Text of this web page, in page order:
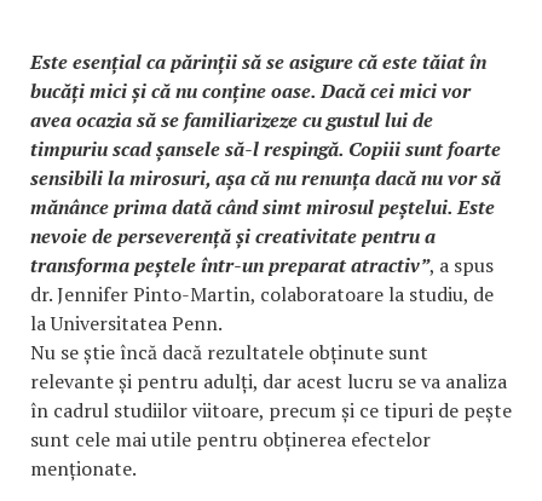
Este esențial ca părinții să se asigure că este tăiat în
bucăți mici și că nu conține oase. Dacă cei mici vor
avea ocazia să se familiarizeze cu gustul lui de
timpuriu scad șansele să-l respingă. Copiii sunt foarte
sensibili la mirosuri, așa că nu renunța dacă nu vor să
mănânce prima dată când simt mirosul peștelui. Este
nevoie de perseverență și creativitate pentru a
transforma peștele într-un preparat atractiv”, a spus
dr. Jennifer Pinto-Martin, colaboratoare la studiu, de
la Universitatea Penn.
Nu se știe încă dacă rezultatele obținute sunt
relevante și pentru adulți, dar acest lucru se va analiza
în cadrul studiilor viitoare, precum și ce tipuri de pește
sunt cele mai utile pentru obținerea efectelor
menționate.